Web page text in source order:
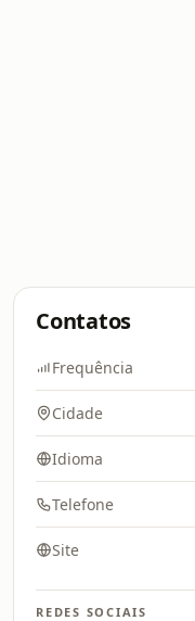
Contatos
Frequência
Cidade
Idioma
Telefone
Site
REDES SOCIAIS